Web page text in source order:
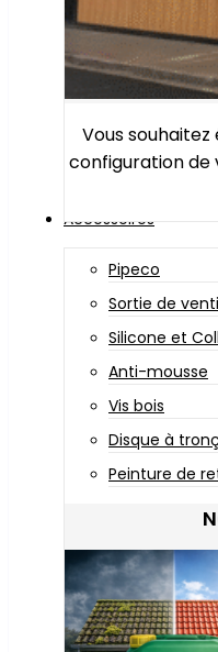
Vous
configuration
Accessoires
Pipeco
Sortie de
Silicone et
Anti-mousse
Vis bois
Disque à
Peinture de